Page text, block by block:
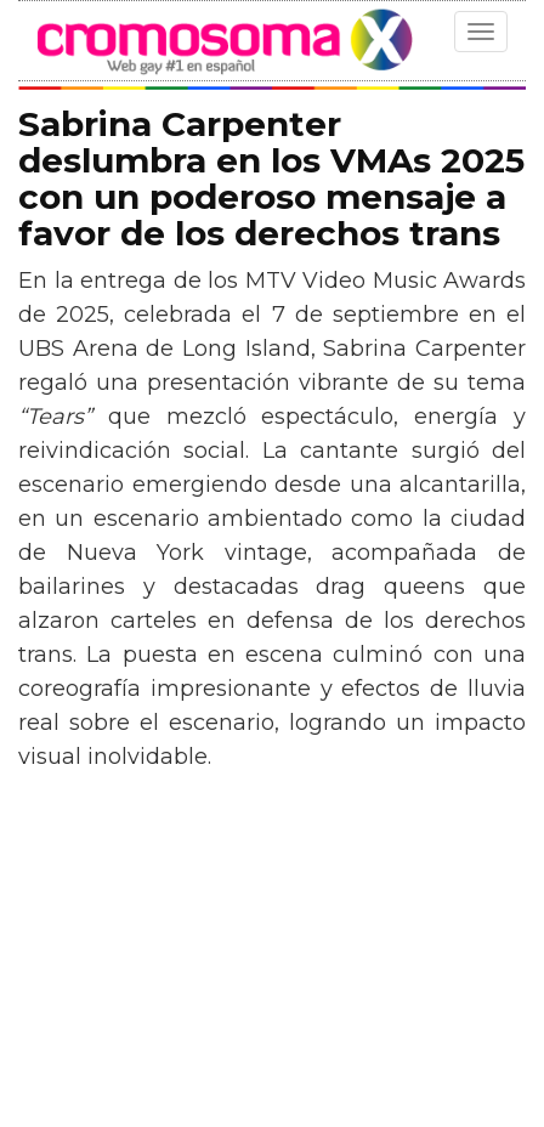
Toggle
Sabrina Carpenter
deslumbra en los VMAs 2025
con un poderoso mensaje a
favor de los derechos trans
En la entrega de los MTV Video Music Awards
de 2025, celebrada el 7 de septiembre en el
UBS Arena de Long Island, Sabrina Carpenter
regaló una presentación vibrante de su tema
“Tears”que mezcló espectáculo, energía y
reivindicación social. La cantante surgió del
escenario emergiendo desde una alcantarilla,
en un escenario ambientado como la ciudad
de Nueva York vintage, acompañada de
bailarines y destacadas drag queens que
alzaron carteles en defensa de los derechos
trans. La puesta en escena culminó con una
coreografía impresionante y efectos de lluvia
real sobre el escenario, logrando un impacto
visual inolvidable.